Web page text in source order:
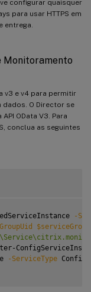
configurar quaisquer
para usar HTTPS em
entrega.
Monitoramento
v3 e v4 para permitir
O Director se
OData V3. Para
conclua as seguintes
-
$serviceGroup
-ServiceType Config